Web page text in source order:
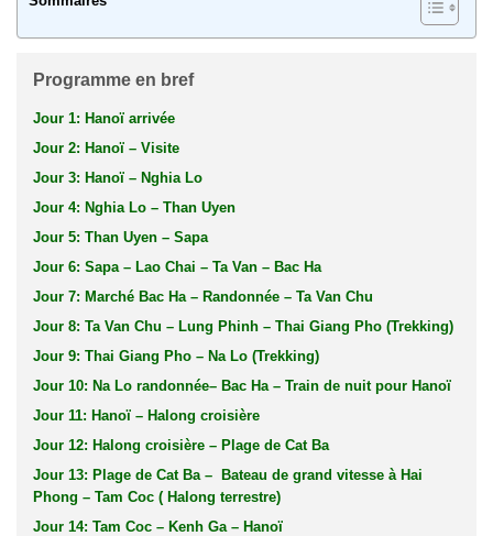
Programme en bref
Jour 1: Hanoï arrivée
Jour 2: Hanoï – Visite
Jour 3: Hanoï – Nghia Lo
Jour 4: Nghia Lo – Than Uyen
Jour 5: Than Uyen – Sapa
Jour 6: Sapa – Lao Chai – Ta Van – Bac Ha
Jour 7: Marché Bac Ha – Randonnée – Ta Van Chu
Jour 8: Ta Van Chu – Lung Phinh – Thai Giang Pho (Trekking)
Jour 9: Thai Giang Pho – Na Lo (Trekking)
Jour 10: Na Lo randonnée– Bac Ha – Train de nuit pour Hanoï
Jour 11: Hanoï – Halong croisière
Jour 12: Halong croisière – Plage de Cat Ba
Jour 13: Plage de Cat Ba – Bateau de grand vitesse à Hai
Phong – Tam Coc ( Halong terrestre)
Jour 14: Tam Coc – Kenh Ga – Hanoï